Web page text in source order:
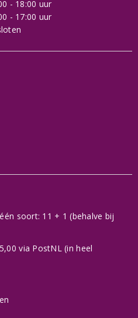
- 18:00 uur
- 17:00 uur
soort: 11 + 1 (behalve bij
via PostNL (in heel